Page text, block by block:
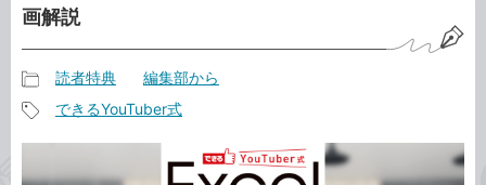
画解説
事
カ
テ
読者特典 編集部から
タ
できるYouTuber式